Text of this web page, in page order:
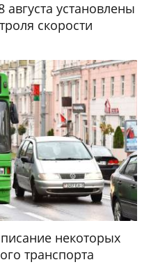
августа установлены
скорости
некоторых
транспорта